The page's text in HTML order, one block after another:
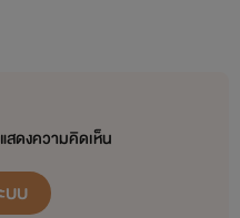
สดงความคิดเห็น
บบ